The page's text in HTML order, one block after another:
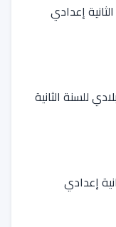
إعدادي
للسنة الثانية
إعدادي